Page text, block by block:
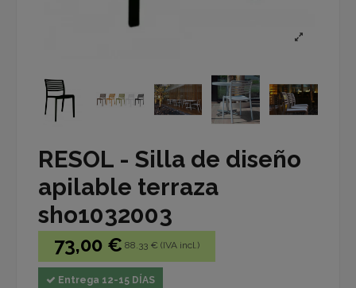
RESOL - Silla de diseño
apilable terraza
sho1032003
73,00 € 88.33 € (IVA incl.)
Entrega 12-15 DÍAS